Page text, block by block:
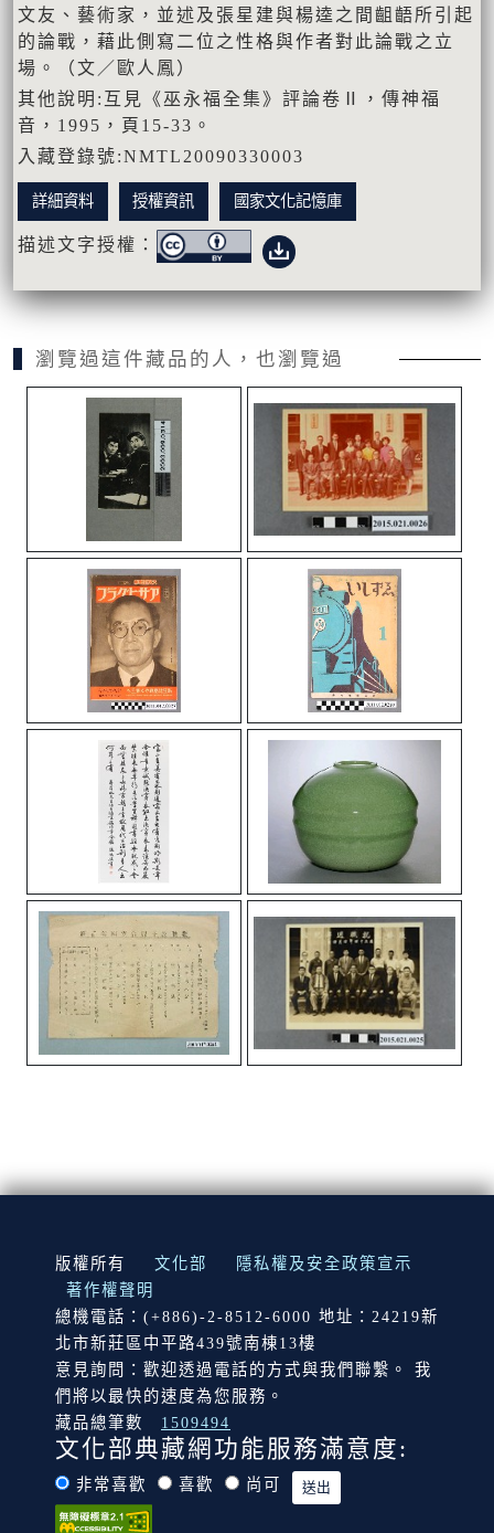
文友、藝術家，並述及張星建與楊逵之間齟齬所引起
的論戰，藉此側寫二位之性格與作者對此論戰之立
場。（文／歐人鳳）
其他說明:互見《巫永福全集》評論卷Ⅱ，傳神福
音，1995，頁15-33。
入藏登錄號:NMTL20090330003
詳細資料 授權資訊 國家文化記憶庫
描述文字授權：
瀏覽過這件藏品的人，也瀏覽過
:::
版權所有 文化部
隱私權及安全政策宣示
著作權聲明
總機電話：(+886)-2-8512-6000 地址：24219新
北市新莊區中平路439號南棟13樓
意見詢問：歡迎透過電話的方式與我們聯繫。 我
們將以最快的速度為您服務。
藏品總筆數
1509494
文化部典藏網功能服務滿意度:
非常喜歡 喜歡 尚可